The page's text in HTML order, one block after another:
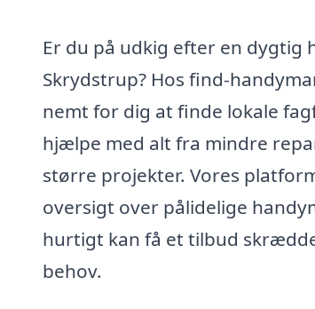
Er du på udkig efter en dygtig
Skrydstrup? Hos find-
nemt for dig at finde lokale
hjælpe med alt fra mindre
større projekter. Vores
oversigt over pålidelige
hurtigt kan få et tilbud
behov.